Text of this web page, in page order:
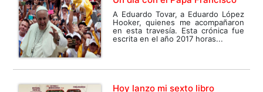
A Eduardo Tovar, a Eduardo López
Hooker, quienes me acompañaron
en esta travesía. Esta crónica fue
escrita en el año 2017 horas...
Hoy lanzo mi sexto libro